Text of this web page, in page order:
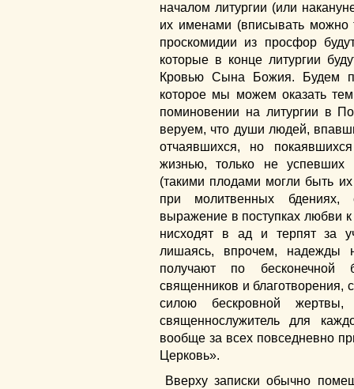
началом литургии (или
их именами (вписывать можно
проскомидии из просфор
которые в конце литургии
Кровью Сына Божия. Будем
которое мы можем оказать
поминовении на литургии в
веруем, что души людей,
отчаявшихся, но
жизнью, только не успевших
(такими плодами могли быть
при молитвенных
выражение в поступках любви
нисходят в ад и терпят за
лишаясь, впрочем, надежды
получают по бесконечной
священников и
силою бескровной жертвы,
священнослужитель для
вообще за всех повседневно
Церковь».
Вверху записки обычно